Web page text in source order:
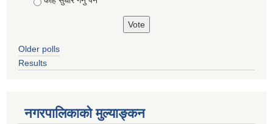
Older polls
Results
नगरपालिकाको मुल्याङ्कन